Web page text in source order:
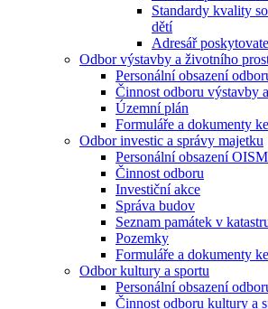
Standardy kvality
dětí
Adresář
Odbor výstavby a životního
Personální obsazení
Činnost odboru výstavby
Územní plán
Formuláře a dokumenty
Odbor investic a správy majetku
Personální obsazení OISM
Činnost odboru
Investiční akce
Správa budov
Seznam památek v
Pozemky
Formuláře a dokumenty
Odbor kultury a sportu
Personální obsazení
Činnost odboru kultury a